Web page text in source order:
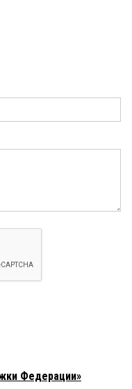
Федерации»